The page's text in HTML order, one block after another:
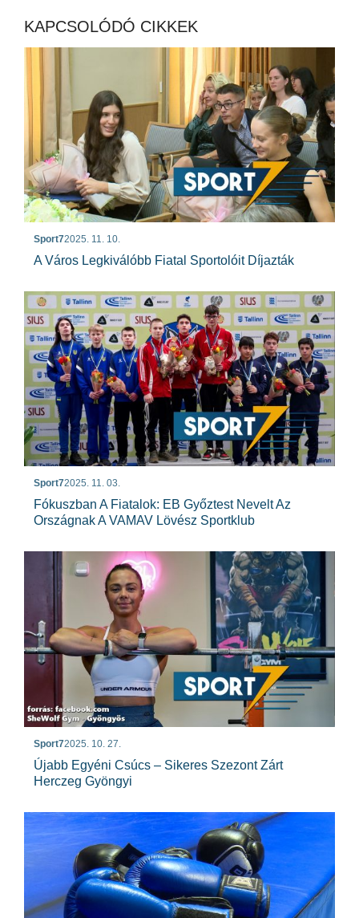
KAPCSOLÓDÓ CIKKEK
Sport72025. 11. 10.
A Város Legkiválóbb Fiatal Sportolóit Díjazták
Sport72025. 11. 03.
Fókuszban A Fiatalok: EB Győztest Nevelt Az
Országnak A VAMAV Lövész Sportklub
Sport72025. 10. 27.
Újabb Egyéni Csúcs – Sikeres Szezont Zárt
Herczeg Gyöngyi